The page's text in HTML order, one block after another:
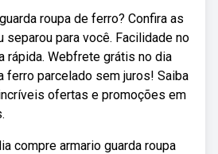
roupa de ferro? Confira as
separou para você. Facilidade no
rápida. Webfrete grátis no dia
ferro parcelado sem juros! Saiba
ofertas e promoções em
compre armario guarda roupa